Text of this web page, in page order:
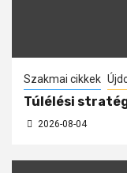
Szakmai cikkek
Túlélési
2026-08-04